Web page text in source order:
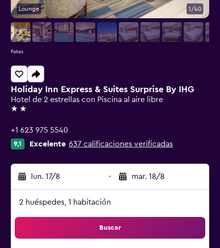
Holiday Inn Express & Suites Surprise By IHG
Hotel de 2 estrellas con Piscina al aire libre
2 estrellas
+1 623 975 5540
9,1 Excelente 637 calificaciones verificadas
lun. 17/8 - mar. 18/8
2 huéspedes, 1 habitación
Buscar
Lounge 1/40
Fotos